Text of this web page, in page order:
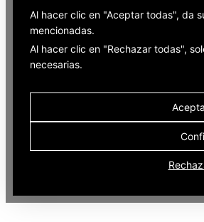
Al hacer clic en "Aceptar todas", da
mencionadas.
Al hacer clic en "Rechazar todas",
necesarias.